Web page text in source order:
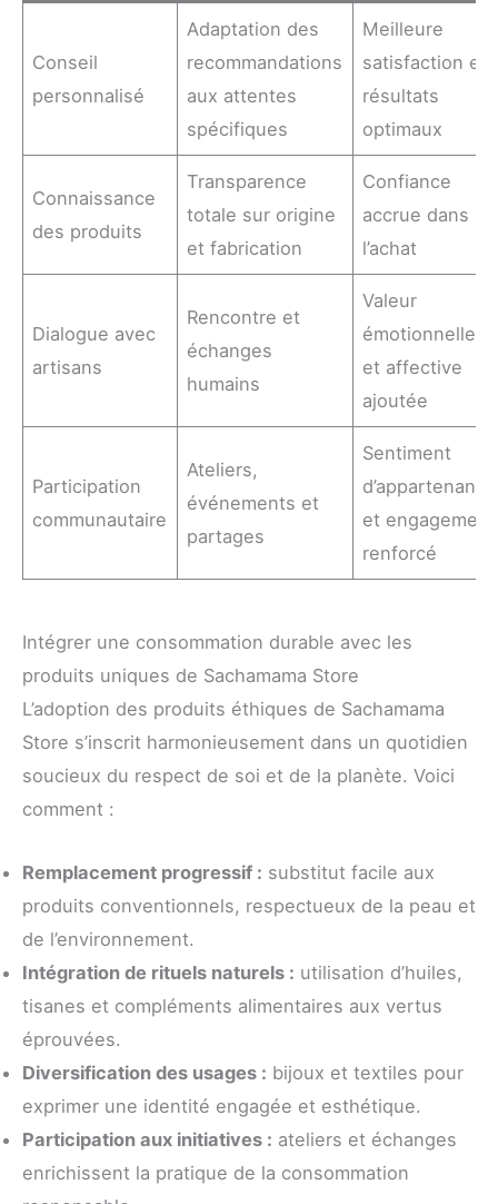
Conseil
personnalisé
Adaptation des
recommandations
aux attentes
spécifiques
Meilleure
satisfaction et
résultats
optimaux
Connaissance
des produits
Transparence
totale sur origine
et fabrication
Confiance
accrue dans
l’achat
Dialogue avec
artisans
Rencontre et
échanges
humains
Valeur
émotionnelle
et affective
ajoutée
Participation
communautaire
Ateliers,
événements et
partages
Sentiment
d’appartenance
et engagement
renforcé
Intégrer une consommation durable avec les
produits uniques de Sachamama Store
L’adoption des produits éthiques de Sachamama
Store s’inscrit harmonieusement dans un quotidien
soucieux du respect de soi et de la planète. Voici
comment :
Remplacement progressif : substitut facile aux
produits conventionnels, respectueux de la peau et
de l’environnement.
Intégration de rituels naturels : utilisation d’huiles,
tisanes et compléments alimentaires aux vertus
éprouvées.
Diversification des usages : bijoux et textiles pour
exprimer une identité engagée et esthétique.
Participation aux initiatives : ateliers et échanges
enrichissent la pratique de la consommation